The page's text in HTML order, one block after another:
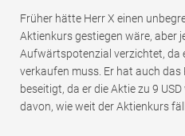
Früher hätte Herr X einen
Aktienkurs gestiegen wäre, aber
Aufwärtspotenzial verzichtet, da
verkaufen muss. Er hat auch
beseitigt, da er die Aktie zu 9
davon, wie weit der Aktienkurs